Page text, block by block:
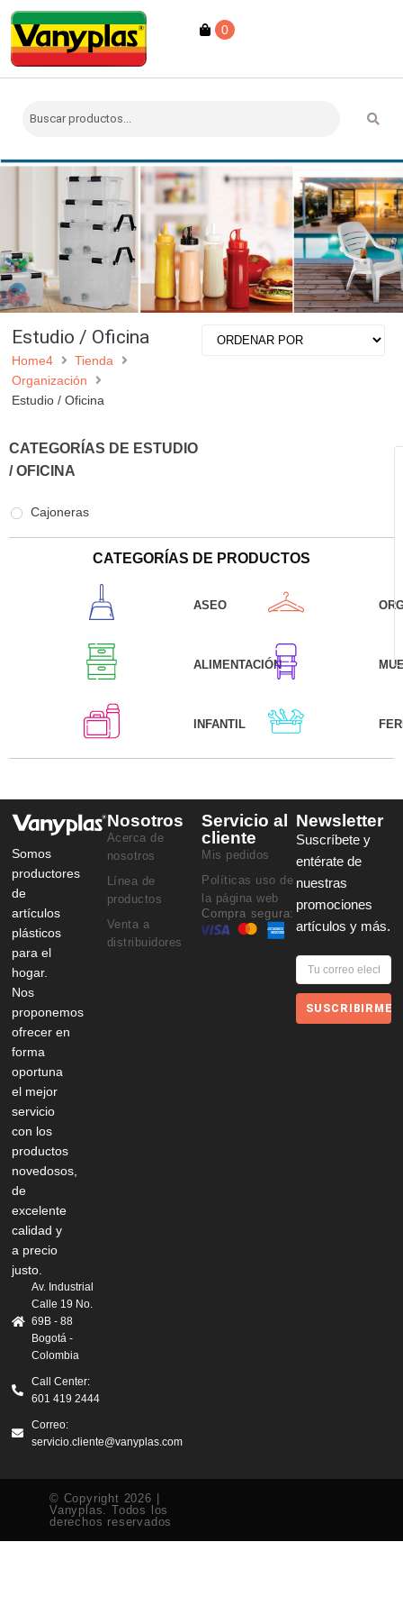
0
Estudio / Oficina
Home4
Tienda
Organización
Estudio / Oficina
CATEGORÍAS DE ESTUDIO
/ OFICINA
Cajoneras
CATEGORÍAS DE PRODUCTOS
ASEO
ALIMENTACIÓN
INFANTIL
Somos
productores
de
artículos
plásticos
para el
hogar.
Nos
proponemos
ofrecer en
forma
oportuna
el mejor
servicio
con los
productos
novedosos,
de
excelente
calidad y
a precio
justo.
Av. Industrial
Calle 19 No.
69B - 88
Bogotá -
Colombia
Call Center:
601 419 2444
Correo:
servicio.cliente@vanyplas.com
Nosotros
Acerca de
nosotros
Línea de
productos
Venta a
distribuidores
Servicio al
cliente
Mis pedidos
Políticas uso de
la página web
Compra segura:
Newsletter
Suscríbete y
entérate de
nuestras
promociones
artículos y más.
SUSCRIBIRME
© Copyright 2026 |
Vanyplas. Todos los
derechos reservados